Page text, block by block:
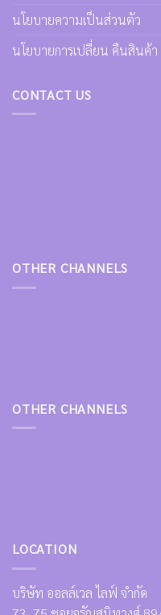
นโยบายความเป็นส่วนตัว
นโยบายการเปลี่ยน คืนสินค้า
CONTACT US
OTHER CHANNELS
OTHER CHANNELS
LOCATION
บริษัท ออลล์เวล ไลฟ์ จำกัด